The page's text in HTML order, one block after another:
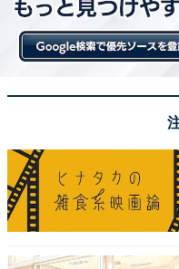
夏のハッピーボックス【エコバ